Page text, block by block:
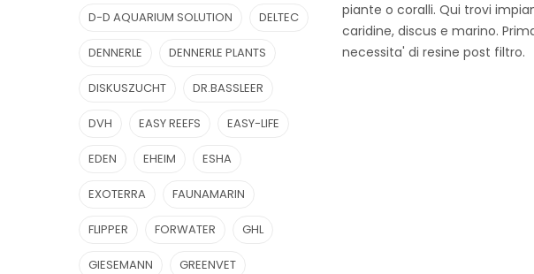
piante o coralli. Qui trovi
caridine, discus e marino.
necessita' di resine post filtro.
D-D AQUARIUM SOLUTION DELTEC
DENNERLE DENNERLE PLANTS
DISKUSZUCHT DR.BASSLEER
DVH EASY REEFS EASY-LIFE
EDEN EHEIM ESHA
EXOTERRA FAUNAMARIN
FLIPPER FORWATER GHL
GIESEMANN GREENVET